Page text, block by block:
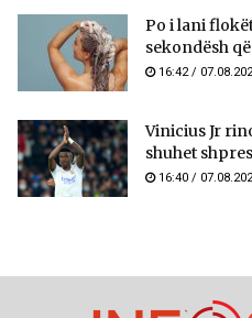
Po i lani
sekondësh
16:42 /
Vinicius Jr
shuhet
16:40 /